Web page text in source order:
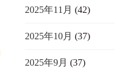
2025年11月 (42)
2025年10月 (37)
2025年9月 (37)